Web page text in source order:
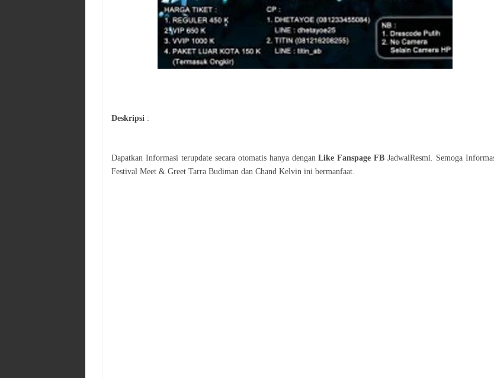
Deskripsi :
Dapatkan Informasi terupdate secara otomatis hanya denganLike Fanspage FB JadwalResmi. Semoga
Festival Meet & Greet Tarra Budiman dan Chand Kelvin ini bermanfaat.